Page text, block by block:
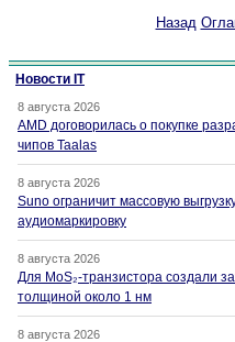
Назад
Новости IT
8 августа 2026
AMD договорилась о покупке
чипов Taalas
8 августа 2026
Suno ограничит массовую
аудиомаркировку
8 августа 2026
Для MoS₂-транзистора создали
толщиной около 1 нм
8 августа 2026